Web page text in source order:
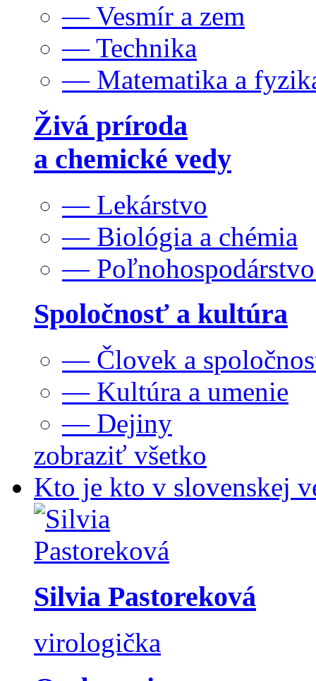
— Vesmír a zem
— Technika
— Matematika a
Živá príroda
a chemické vedy
— Lekárstvo
— Biológia a chémia
—
Spoločnosť a kultúra
— Človek a
— Kultúra a umenie
— Dejiny
zobraziť všetko
Kto je kto v slovenskej
Silvia Pastoreková
virologička